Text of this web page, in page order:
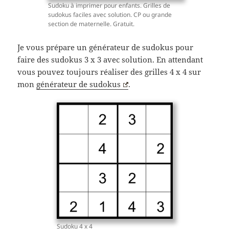
Sudoku à imprimer pour enfants. Grilles de
sudokus faciles avec solution. CP ou grande
section de maternelle. Gratuit.
Je vous prépare un générateur de sudokus pour
faire des sudokus 3 x 3 avec solution. En attendant
vous pouvez toujours réaliser des grilles 4 x 4 sur
mon générateur de sudokus .
Sudoku 4 x 4